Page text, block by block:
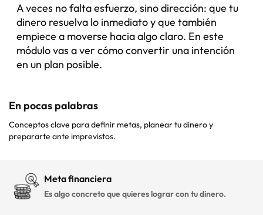
A veces no falta esfuerzo, sino dirección: que tu
dinero resuelva lo inmediato y que también
empiece a moverse hacia algo claro. En este
módulo vas a ver cómo convertir una intención
en un plan posible.
En pocas palabras
Conceptos clave para definir metas, planear tu dinero y
prepararte ante imprevistos.
Meta financiera
Es algo concreto que quieres lograr con tu dinero.